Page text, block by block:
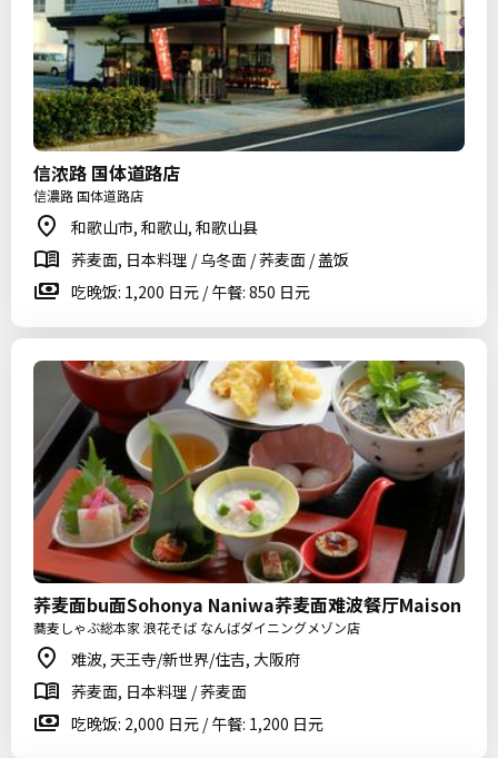
信浓路 国体道路店
信濃路 国体道路店
和歌山市, 和歌山, 和歌山县
荞麦面, 日本料理 / 乌冬面 / 荞麦面 / 盖饭
吃晚饭: 1,200 日元 / 午餐: 850 日元
荞麦面bu面Sohonya Naniwa荞麦面难波餐厅Maison
蕎麦しゃぶ総本家 浪花そば なんばダイニングメゾン店
难波, 天王寺/新世界/住吉, 大阪府
荞麦面, 日本料理 / 荞麦面
吃晚饭: 2,000 日元 / 午餐: 1,200 日元